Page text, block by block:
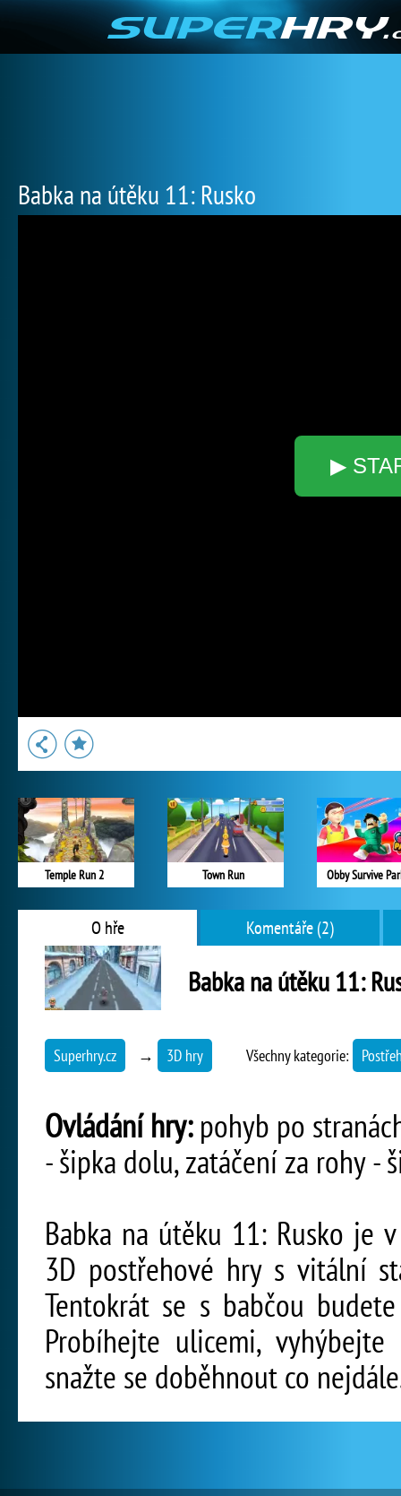
Babka na útěku 11: Rusko
▶
Temple Run 2 Town Run Obby Survive
O hře Komentáře (2)
Babka na útěku 11:
Superhry.cz → 3D hry Všechny kategorie:
Ovládání hry:pohyb po
- šipka dolu, zatáčení za rohy -
Babka na útěku 11: Rusko je
3D postřehové hry s vitální
Tentokrát se s babčou
Probíhejte ulicemi,
snažte se doběhnout co